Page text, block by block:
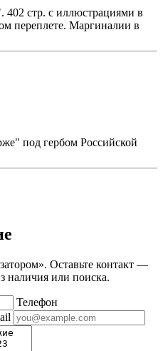
402 стр. с иллюстрациями в
переплете. Маргиналии в
под гербом Российской
Оставьте контакт —
наличия или поиска.
Телефон